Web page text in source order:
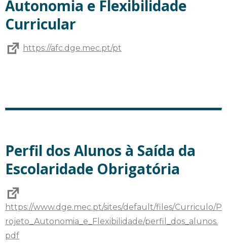
Autonomia e Flexibilidade
Curricular
https://afc.dge.mec.pt/pt
Perfil dos Alunos à Saída da
Escolaridade Obrigatória
https://www.dge.mec.pt/sites/default/files/Curriculo/P
rojeto_Autonomia_e_Flexibilidade/perfil_dos_alunos.
pdf